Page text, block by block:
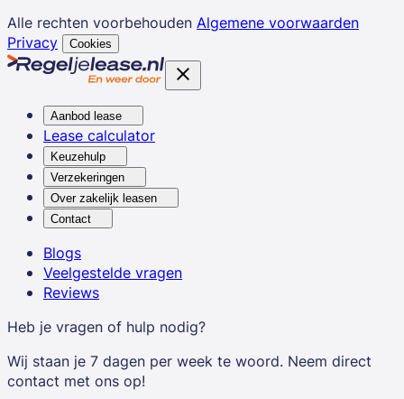
Alle rechten voorbehouden Algemene voorwaarden
Privacy
Cookies
Aanbod lease
Lease calculator
Keuzehulp
Verzekeringen
Over zakelijk leasen
Contact
Blogs
Veelgestelde vragen
Reviews
Heb je vragen of hulp nodig?
Wij staan je 7 dagen per week te woord. Neem direct
contact met ons op!